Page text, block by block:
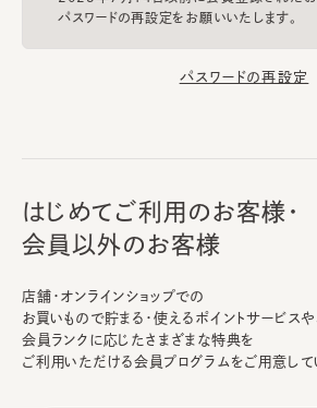
パスワードの再設定をお願いいたします。
パスワードの再設定
はじめてご利用のお客様・
会員以外のお客様
店舗・オンラインショップでの
お買いもので貯まる・使えるポイントサービスや、
会員ランクに応じたさまざまな特典を
ご利用いただける会員プログラムをご用意して